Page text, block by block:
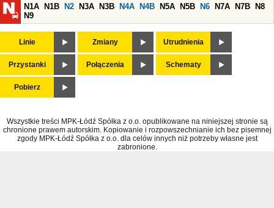
N1A
N1B N2 N3A N3B N4A N4B N5A N5B N6 N7A N7B
N8
N9
Linie Zmiany Utrudnienia
Przystanki Połączenia Schematy
Pobierz
Wszystkie treści MPK-Łódź Spółka z o.o. opublikowane na niniejszej stronie są
chronione prawem autorskim. Kopiowanie i rozpowszechnianie ich bez pisemnej
zgody MPK-Łódź Spółka z o.o. dla celów innych niż potrzeby własne jest
zabronione.